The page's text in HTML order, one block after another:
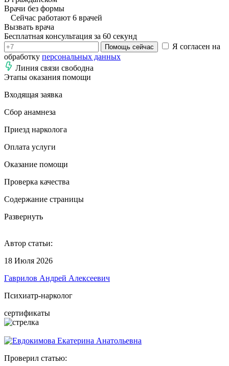
Врачи без формы
Сейчас работают 6 врачей
Вызвать врача
Бесплатная консультация за 60 секунд
Помощь сейчас
Я согласен на
обработку персональных данных
Линия связи свободна
Этапы оказания помощи
Входящая заявка
Сбор анамнеза
Приезд нарколога
Оплата услуги
Оказание помощи
Проверка качества
Содержание страницы
Развернуть
Автор статьи:
18 Июля 2026
Гаврилов Андрей Алексеевич
Психиатр-нарколог
сертификаты
Проверил статью: